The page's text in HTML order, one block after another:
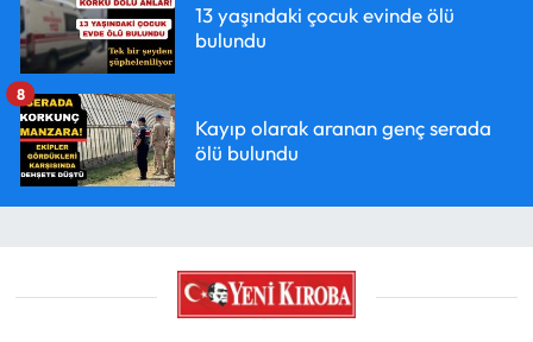
13 yaşındaki çocuk evinde ölü
bulundu
Kayıp olarak aranan genç serada
ölü bulundu
8